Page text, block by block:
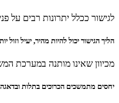
לגישור ככלל יתרונות רבים על
הליך הגישור יכול להיות מהיר, יעיל וזול
מכיוון שאינו מותנה במערכת
יחסים מתמשכים הכרוכים בתלות ובדאגה